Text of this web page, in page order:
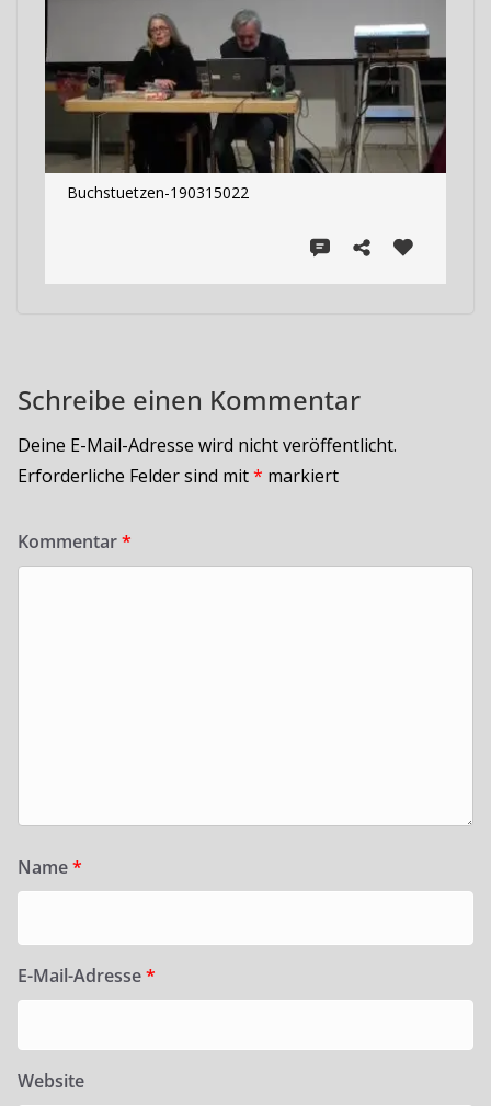
Buchstuetzen-190315022
Schreibe einen Kommentar
Deine E-Mail-Adresse wird nicht veröffentlicht.
Erforderliche Felder sind mit* markiert
Kommentar*
Name*
E-Mail-Adresse*
Website